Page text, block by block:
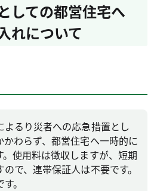
しての都営住宅へ
れについて
よるり災者への応急措置とし
わらず、都営住宅へ一時的に
使用料は徴収しますが、短期
で、連帯保証人は不要です。
。